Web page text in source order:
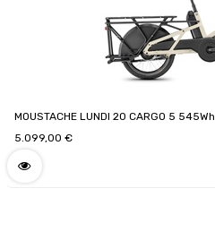
MOUSTACHE LUNDI 20 CARGO 5 545Wh
5.099,00 €